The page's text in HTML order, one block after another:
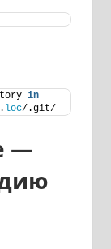
in
loc/.git/
—